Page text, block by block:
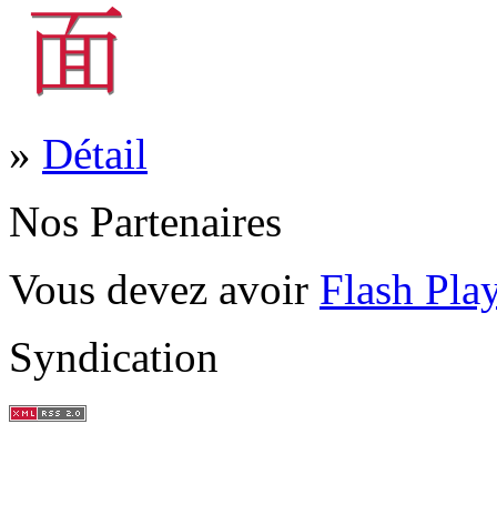
» Détail
Nos Partenaires
Vous devez avoir Flash
Syndication